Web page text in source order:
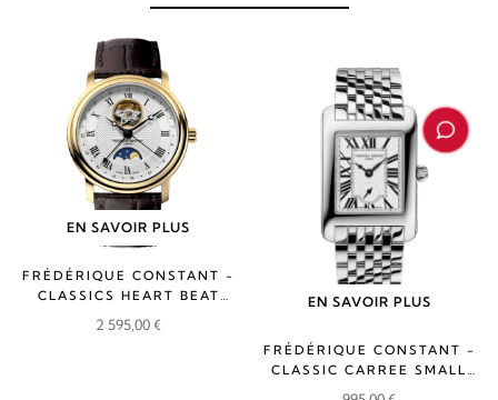
EN SAVOIR PLUS
FRÉDÉRIQUE CONSTANT -
CLASSICS HEART BEAT
MOONPHASE DATE
2 595,00€
EN SAVOIR PLUS
FRÉDÉRIQUE CONSTANT -
CLASSIC CARREE SMALL
SECOND